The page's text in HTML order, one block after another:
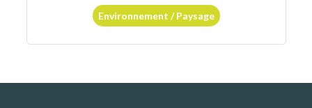
Environnement / Paysage